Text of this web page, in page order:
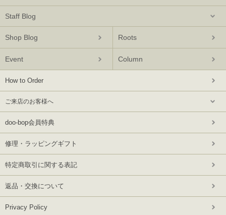
Staff Blog
Shop Blog Roots
Event Column
How to Order
ご来店のお客様へ
doo-bop会員特典
修理・ラッピングギフト
特定商取引に関する表記
返品・交換について
Privacy Policy